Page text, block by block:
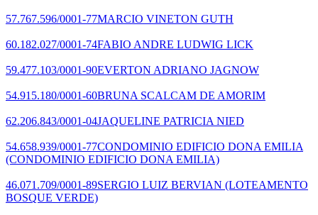
57.767.596/0001-77MARCIO VINETON GUTH
60.182.027/0001-74FABIO ANDRE LUDWIG LICK
59.477.103/0001-90EVERTON ADRIANO JAGNOW
54.915.180/0001-60BRUNA SCALCAM DE AMORIM
62.206.843/0001-04JAQUELINE PATRICIA NIED
54.658.939/0001-77CONDOMINIO EDIFICIO DONA EMILIA
(CONDOMINIO EDIFICIO DONA EMILIA)
46.071.709/0001-89SERGIO LUIZ BERVIAN (LOTEAMENTO
BOSQUE VERDE)